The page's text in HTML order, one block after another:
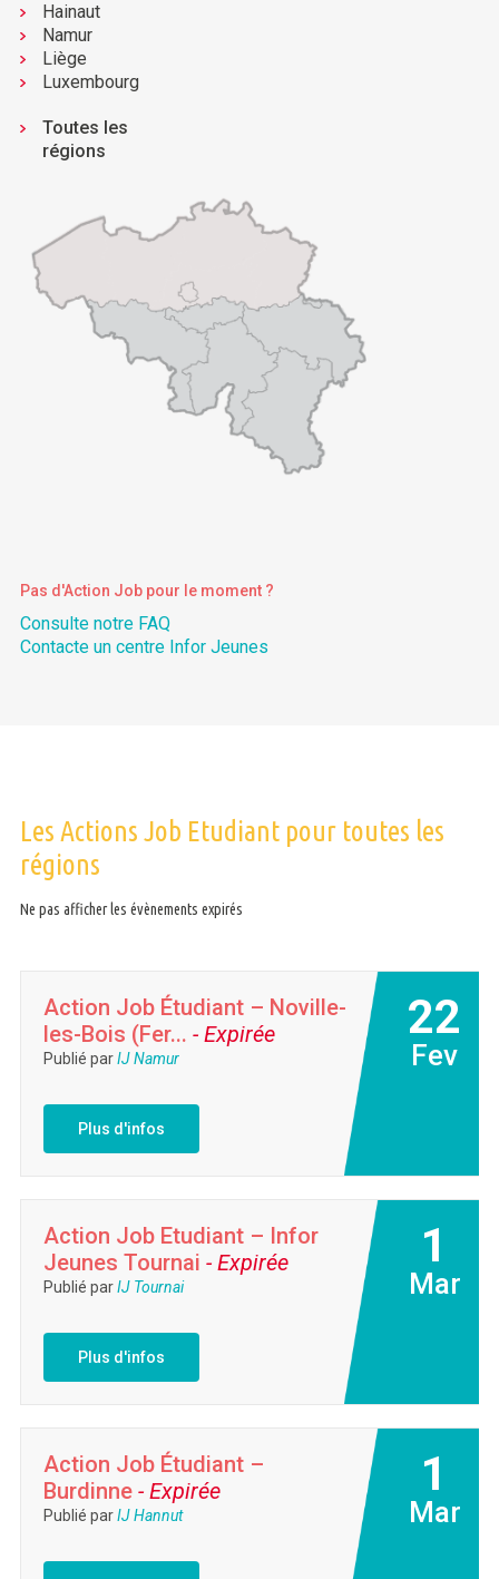
Hainaut
Namur
Liège
Luxembourg
Toutes les
régions
Pas d'Action Job pour le moment ?
Consulte notre FAQ
Contacte un centre Infor Jeunes
Les Actions Job Etudiant pour toutes les
régions
Ne pas afficher les évènements expirés
Action Job Étudiant – Noville-
les-Bois (Fer... - Expirée
Publié par IJ Namur
Plus d'infos
22
Fev
Action Job Etudiant – Infor
Jeunes Tournai - Expirée
Publié par IJ Tournai
Plus d'infos
1
Mar
Action Job Étudiant –
Burdinne - Expirée
Publié par IJ Hannut
1
Mar